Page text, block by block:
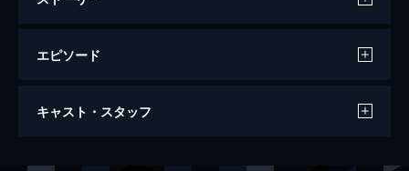
エピソード
カメラを止めるな！
キャスト・スタッフ